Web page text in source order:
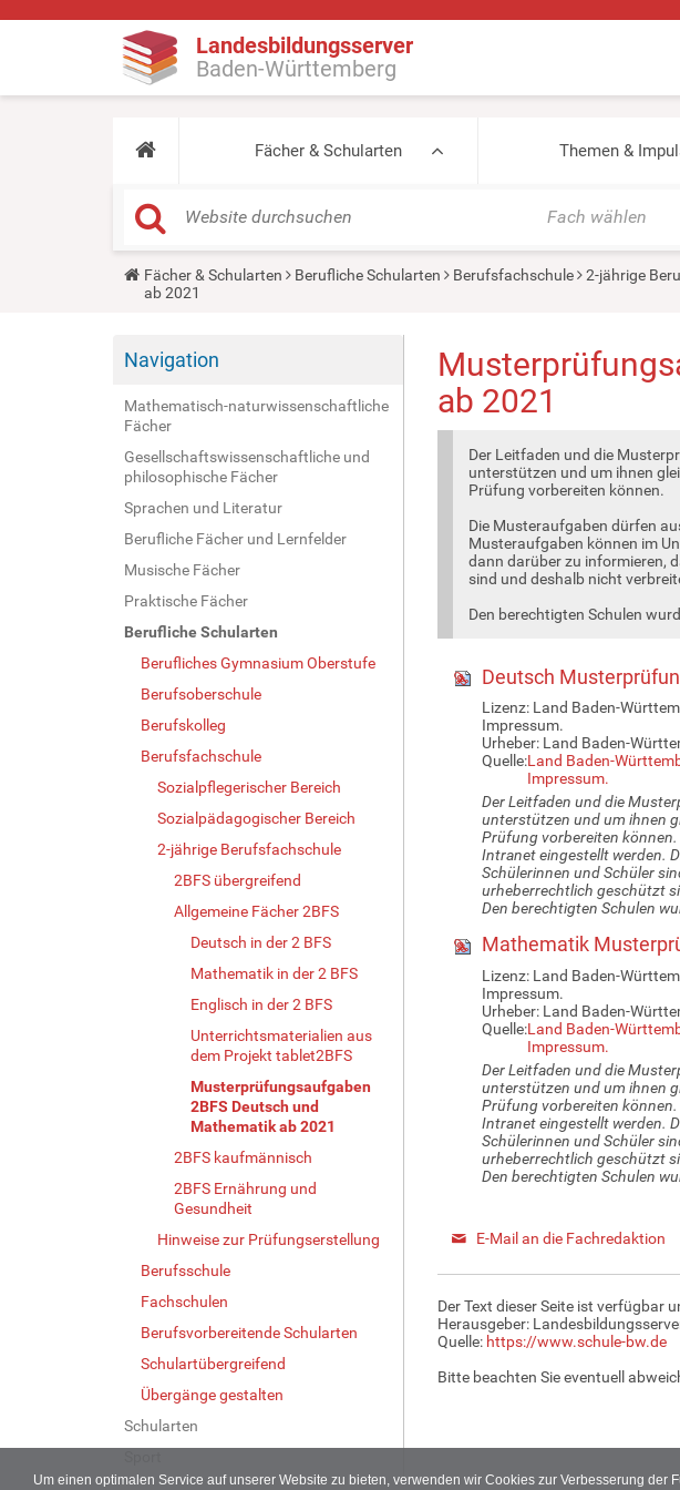
Um einen optimalen Service auf unserer Website zu bieten, verwenden wir Cookies zur Verbesserung
Landesbildungsserver
Baden-Württemberg
Fächer & Schularten Themen &
Fach wählen
Y
e
e
r
e
Fächer & Schularten Berufliche Schularten Berufsfachschule 2-jährige
ab 2021
Navigation
Mathematisch-naturwissenschaftliche
Fächer
Gesellschaftswissenschaftliche und
philosophische Fächer
Sprachen und Literatur
Berufliche Fächer und Lernfelder
Musische Fächer
Praktische Fächer
Berufliche Schularten
Berufliches Gymnasium Oberstufe
Berufsoberschule
Berufskolleg
Berufsfachschule
Sozialpflegerischer Bereich
Sozialpädagogischer Bereich
2-jährige Berufsfachschule
2BFS übergreifend
Allgemeine Fächer 2BFS
Deutsch in der 2 BFS
Mathematik in der 2 BFS
Englisch in der 2 BFS
Unterrichtsmaterialien aus
dem Projekt tablet2BFS
Musterprüfungsaufgaben
2BFS Deutsch und
Mathematik ab 2021
2BFS kaufmännisch
2BFS Ernährung und
Gesundheit
Hinweise zur Prüfungserstellung
Berufsschule
Fachschulen
Berufsvorbereitende Schularten
Schulartübergreifend
Übergänge gestalten
Schularten
ab 2021
Der Leitfaden und die
unterstützen und um ihnen
Prüfung vorbereiten können.
Die Musteraufgaben dürfen
Musteraufgaben können im
dann darüber zu informieren,
sind und deshalb nicht
Den berechtigten Schulen
Deutsch
Lizenz: Land Baden-
Impressum.
Urheber: Land Baden-
Quelle:Land Baden-
Impressum.
Der Leitfaden und die
unterstützen und um ihnen
Prüfung vorbereiten
Intranet eingestellt werden.
Schülerinnen und Schüler
urheberrechtlich geschützt
Den berechtigten Schulen
Mathematik
Lizenz: Land Baden-
Impressum.
Urheber: Land Baden-
Quelle:Land Baden-
Impressum.
Der Leitfaden und die
unterstützen und um ihnen
Prüfung vorbereiten
Intranet eingestellt werden.
Schülerinnen und Schüler
urheberrechtlich geschützt
Den berechtigten Schulen
E-Mail an die Fachredaktion
Der Text dieser Seite ist verfügbar
Herausgeber:
Quelle: https://www.schule-bw.de
Bitte beachten Sie eventuell